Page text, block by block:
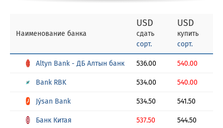
Наименование банка
USD
сдать
сорт.
USD
купить
сорт.
Altyn Bank - ДБ Алтын банк 536.00 540.00
Bank RBK 534.00 540.00
Jýsan Bank 534.50 541.50
Банк Китая 537.50 544.50